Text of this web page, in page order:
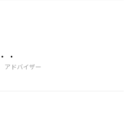
．
ドバイザー